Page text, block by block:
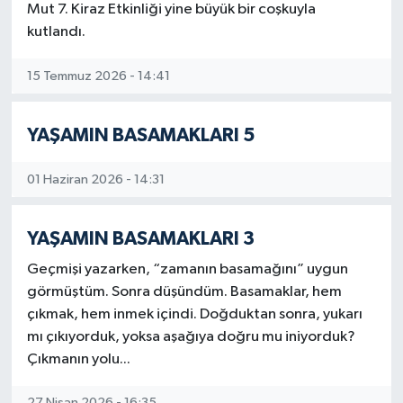
Lâl (Lel değil) hamamıyla Yeni hamamın nasıl
göstergesidir.
Gazidükkan ve Topucak’ın evleri de
Topal Koşma diye bir öyküsü var. Dikbasan
bir çeşmeydi. Kesme taştan, yazıtlıydı. Ne
yazık ki temelinden bir metrelik
bölümündeki taşları sökülmüş, topal
kalmıştı.
Derken bir gün, Ali Yağcı ile yolumuz kesişti.
Mahalledeştik. Kilise yakınındaki baba eviyle
Mut 7. Kiraz Etkinliği yine büyük bir coşkuyla
kutlandı.
15 Temmuz 2026 - 14:41
YAŞAMIN BASAMAKLARI 5
01 Haziran 2026 - 14:31
YAŞAMIN BASAMAKLARI 3
Geçmişi yazarken, “zamanın basamağını” uygun
görmüştüm. Sonra düşündüm. Basamaklar, hem
çıkmak, hem inmek içindi. Doğduktan sonra, yukarı
mı çıkıyorduk, yoksa aşağıya doğru mu iniyorduk?
Çıkmanın yolu...